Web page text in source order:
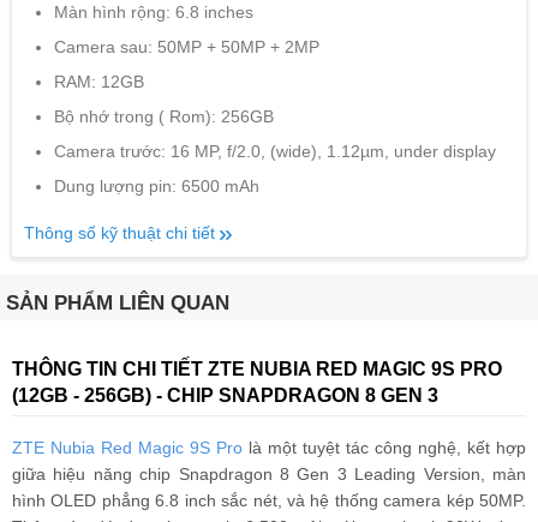
Màn hình rộng: 6.8 inches
Camera sau: 50MP + 50MP + 2MP
RAM: 12GB
Bộ nhớ trong ( Rom): 256GB
Camera trước: 16 MP, f/2.0, (wide), 1.12µm, under display
Dung lượng pin: 6500 mAh
Thông số kỹ thuật chi tiết
SẢN PHẨM LIÊN QUAN
THÔNG TIN CHI TIẾT ZTE NUBIA RED MAGIC 9S PRO
(12GB - 256GB) - CHIP SNAPDRAGON 8 GEN 3
ZTE Nubia Red Magic 9S Pro là một tuyệt tác công nghệ, kết hợp
giữa hiệu năng chip Snapdragon 8 Gen 3 Leading Version, màn
hình OLED phẳng 6.8 inch sắc nét, và hệ thống camera kép 50MP.